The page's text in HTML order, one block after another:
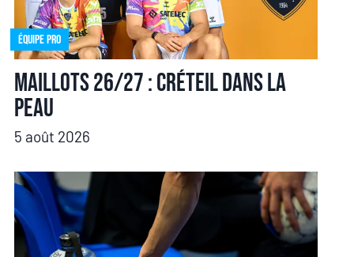
Équipe pro
Maillots 26/27 : Créteil dans la
peau
5 août 2026